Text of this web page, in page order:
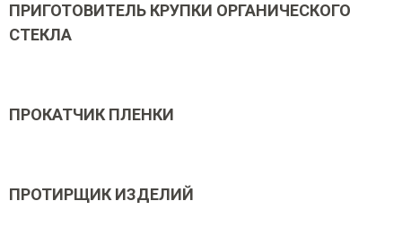
ПРИГОТОВИТЕЛЬ КРУПКИ ОРГАНИЧЕСКОГО
СТЕКЛА
ПРОКАТЧИК ПЛЕНКИ
ПРОТИРЩИК ИЗДЕЛИЙ